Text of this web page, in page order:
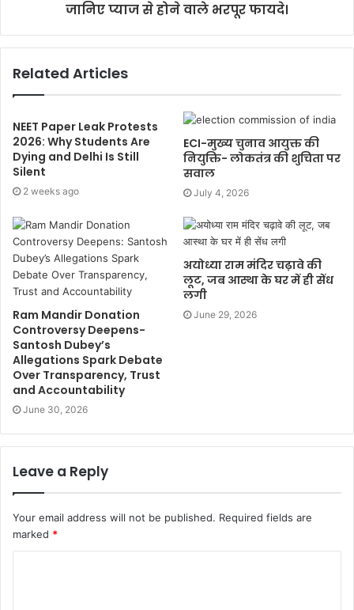
जानिए प्याज से होने वाले भरपूर फायदे।
Related Articles
NEET Paper Leak Protests
2026: Why Students Are
Dying and Delhi Is Still
Silent
2 weeks ago
ECI-मुख्य चुनाव आयुक्त की
नियुक्ति- लोकतंत्र की शुचिता पर
सवाल
July 4, 2026
Ram Mandir Donation
Controversy Deepens-
Santosh Dubey’s
Allegations Spark Debate
Over Transparency, Trust
and Accountability
June 30, 2026
अयोध्या राम मंदिर चढ़ावे की
लूट, जब आस्था के घर में ही सेंध
लगी
June 29, 2026
Leave a Reply
Your email address will not be published. Required fields are
marked *